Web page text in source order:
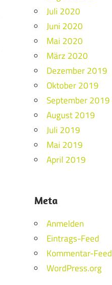
Juli 2020
Juni 2020
Mai 2020
März 2020
Dezember 2019
Oktober 2019
September 2019
August 2019
Juli 2019
Mai 2019
April 2019
Meta
Anmelden
Eintrags-Feed
Kommentar-Feed
WordPress.org